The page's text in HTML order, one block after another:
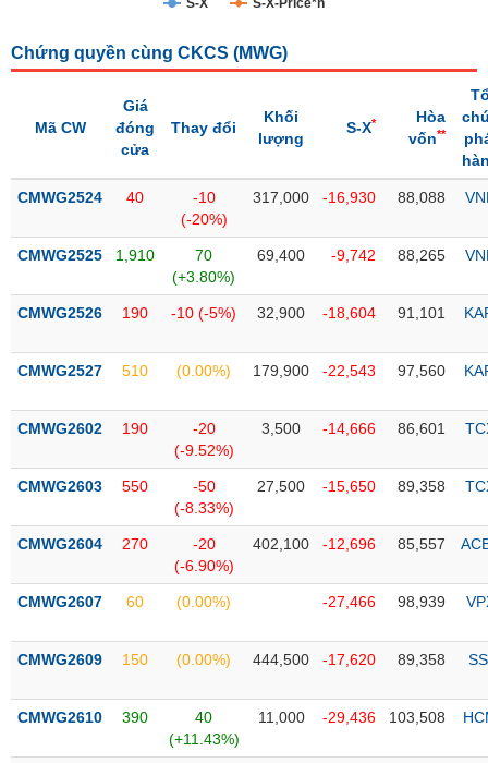
thái
thị
Niêm
Niêm
mới
yết
bổ
Hủy
yết
dõi
biệt
được
ký
S-X S-X-Price*n
Chứng quyền cùng CKCS (MWG)
Mã CW
Giá
đóng
cửa
Thay đổi
Khối
lượng
S-X*
Hòa
vốn**
CMWG2524 40
-10
(-20%)
317,000 -16,930 88,088
CMWG2525 1,910
70
(+3.80%)
69,400 -9,742 88,265
CMWG2526 190 -10 (-5%) 32,900 -18,604 91,101
CMWG2527 510 (0.00%) 179,900 -22,543 97,560
CMWG2602 190
-20
(-9.52%)
3,500 -14,666 86,601
CMWG2603 550
-50
(-8.33%)
27,500 -15,650 89,358
CMWG2604 270
-20
(-6.90%)
402,100 -12,696 85,557
CMWG2607 60 (0.00%) -27,466 98,939
CMWG2609 150 (0.00%) 444,500 -17,620 89,358
CMWG2610 390
40
(+11.43%)
11,000 -29,436 103,508
NGÀNH
NGHIỆP
PHIẾU
PHÁI
TRÁI
PHIẾU
CÔNG
CỤ
TƯ
DỮ